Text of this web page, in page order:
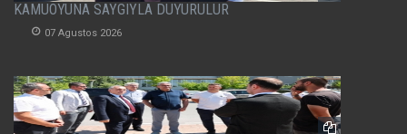
KAMUOYUNA SAYGIYLA DUYURULUR
07 Agustos 2026